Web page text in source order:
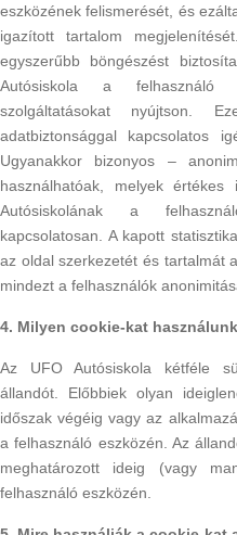
eszközének felismerését, és
igazított tartalom
egyszerűbb böngészést
Autósiskola a felhasználó
szolgáltatásokat nyújtson.
adatbiztonsággal kapcsolatos
Ugyanakkor bizonyos –
használhatóak, melyek
Autósiskolának a
kapcsolatosan. A kapott
az oldal szerkezetét és tartalmát
mindezt a felhasználók
4. Milyen cookie-kat
Az UFO Autósiskola kétféle
állandót. Előbbiek olyan
időszak végéig vagy az
a felhasználó eszközén. Az
meghatározott ideig (vagy
felhasználó eszközén.